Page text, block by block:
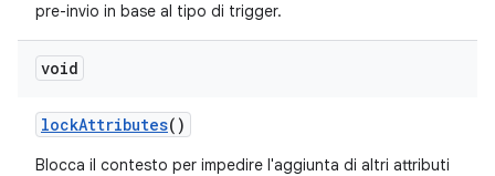
pre-invio in base al tipo di trigger.
void
lockAttributes()
Blocca il contesto per impedire l'aggiunta di altri attributi